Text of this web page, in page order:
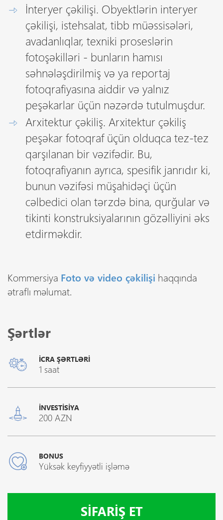
İnteryer çəkilişi. Obyektlərin interyer
çəkilişi, istehsalat, tibb müəssisələri,
avadanlıqlar, texniki proseslərin
fotoşəkilləri - bunların hamısı
səhnələşdirilmiş və ya reportaj
fotoqrafiyasına aiddir və yalnız
peşəkarlar üçün nəzərdə tutulmuşdur.
Arxitektur çəkiliş. Arxitektur çəkiliş
peşəkar fotoqraf üçün olduqca tez-tez
qarşılanan bir vəzifədir. Bu,
fotoqrafiyanın ayrıca, spesifik janrıdır ki,
bunun vəzifəsi müşahidəçi üçün
cəlbedici olan tərzdə bina, qurğular və
tikinti konstruksiyalarının gözəlliyini əks
etdirməkdir.
Kommersiya Foto və video çəkilişi haqqında
ətraflı məlumat.
Şərtlər
İCRA ŞƏRTLƏRI
1 saat
İNVESTISIYA
200 AZN
BONUS
Yüksək keyfiyyətli işləmə
SIFARIŞ ET